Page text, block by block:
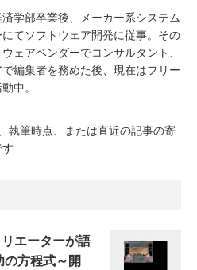
学部卒業後、メーカー系システム
てソフトウェア開発に従事。その
ェアベンダーでコンサルタント、
編集者を務めた後、現在はフリー
中。
執筆時点、または直近の記事の寄
エーターが語
方程式～開